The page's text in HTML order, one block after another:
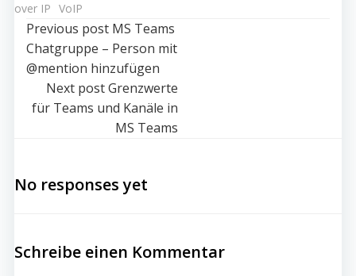
over IP VoIP
Post
navigation
Previous post MS Teams
Chatgruppe – Person mit
@mention hinzufügen
Post
navigation
Next postGrenzwerte
für Teams und Kanäle in
MS Teams
No responses yet
Schreibe einen Kommentar